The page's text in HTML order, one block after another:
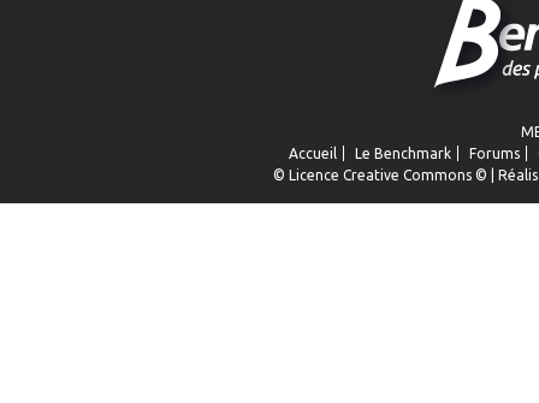
Accueil
Le Benchmark Forums
© Licence Creative Commons © |